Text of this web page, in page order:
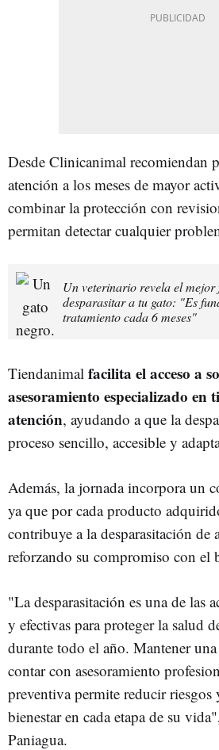
Desde Clinicanimal recomiendan
atención a los meses de mayor
combinar la protección con
permitan detectar cualquier
Un veterinario revela el
desparasitar a tu gato: "Es
tratamiento cada 6 meses"
Tiendanimal facilita el acceso a
asesoramiento especializado en
atención, ayudando a que la
proceso sencillo, accesible y
Además, la jornada incorpora un
ya que por cada producto
contribuye a la desparasitación de
reforzando su compromiso con el
"La desparasitación es una de las
y efectivas para proteger la salud
durante todo el año. Mantener una
contar con asesoramiento
preventiva permite reducir riesgos
bienestar en cada etapa de su
Paniagua.